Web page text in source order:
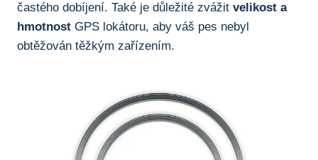
častého dobíjení. Také je důležité zvážit velikost a
hmotnost GPS lokátoru, aby váš pes nebyl
obtěžován těžkým zařízením.